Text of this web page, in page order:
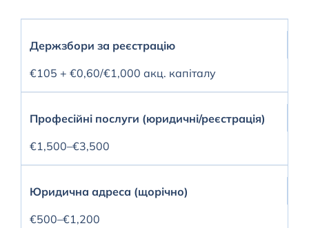
Держзбори за реєстрацію
€105 + €0,60/€1,000 акц. капіталу
Професійні послуги (юридичні/реєстрація)
€1,500–€3,500
Юридична адреса (щорічно)
€500–€1,200